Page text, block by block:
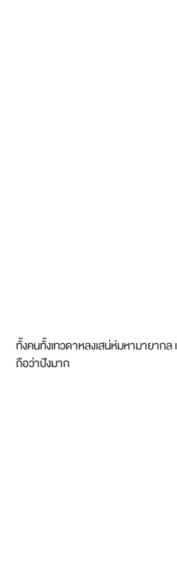
ทั้งคนทั้งเทวดาหลงเสน่ห์มหามายากล
ถือว่าปังมาก